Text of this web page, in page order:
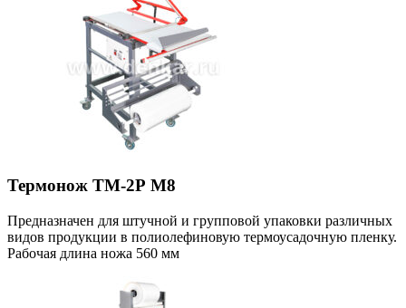
Термонож ТМ-2Р М8
Предназначен для штучной и групповой упаковки различных
видов продукции в полиолефиновую термоусадочную пленку.
Рабочая длина ножа 560 мм